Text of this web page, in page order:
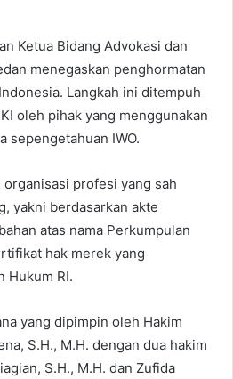
Ketua Bidang Advokasi dan
menegaskan penghormatan
Langkah ini ditempuh
oleh pihak yang menggunakan
sepengetahuan IWO.
organisasi profesi yang sah
yakni berdasarkan akte
atas nama Perkumpulan
hak merek yang
Hukum RI.
yang dipimpin oleh Hakim
S.H., M.H. dengan dua hakim
S.H., M.H. dan Zufida